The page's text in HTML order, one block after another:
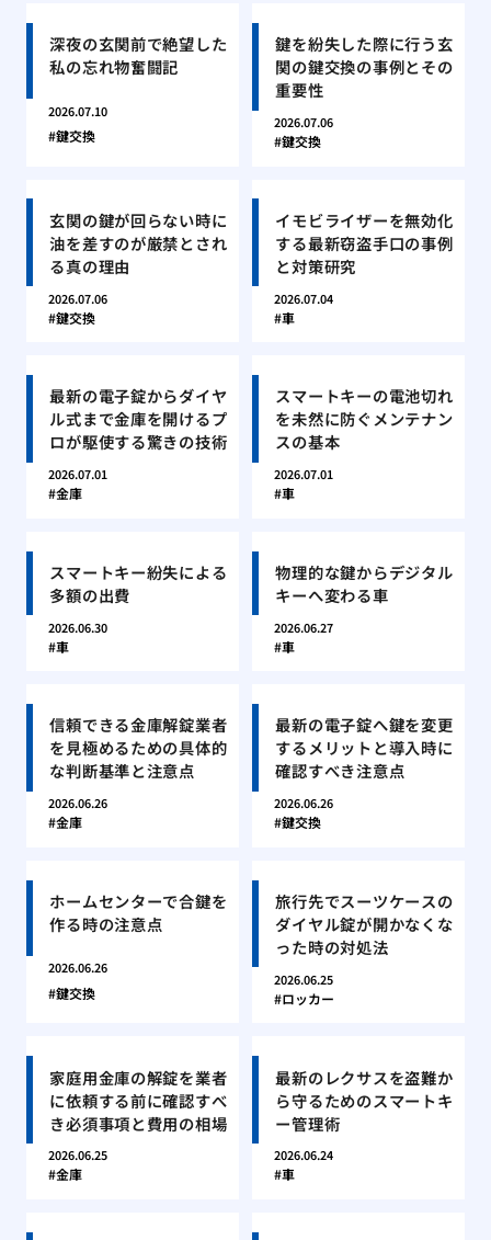
深夜の玄関前で絶望した
私の忘れ物奮闘記
2026.07.10
鍵交換
鍵を紛失した際に行う玄
関の鍵交換の事例とその
重要性
2026.07.06
鍵交換
玄関の鍵が回らない時に
油を差すのが厳禁とされ
る真の理由
2026.07.06
鍵交換
イモビライザーを無効化
する最新窃盗手口の事例
と対策研究
2026.07.04
車
最新の電子錠からダイヤ
ル式まで金庫を開けるプ
ロが駆使する驚きの技術
2026.07.01
金庫
スマートキーの電池切れ
を未然に防ぐメンテナン
スの基本
2026.07.01
車
スマートキー紛失による
多額の出費
2026.06.30
車
物理的な鍵からデジタル
キーへ変わる車
2026.06.27
車
信頼できる金庫解錠業者
を見極めるための具体的
な判断基準と注意点
2026.06.26
金庫
最新の電子錠へ鍵を変更
するメリットと導入時に
確認すべき注意点
2026.06.26
鍵交換
ホームセンターで合鍵を
作る時の注意点
2026.06.26
鍵交換
旅行先でスーツケースの
ダイヤル錠が開かなくな
った時の対処法
2026.06.25
ロッカー
家庭用金庫の解錠を業者
に依頼する前に確認すべ
き必須事項と費用の相場
2026.06.25
金庫
最新のレクサスを盗難か
ら守るためのスマートキ
ー管理術
2026.06.24
車